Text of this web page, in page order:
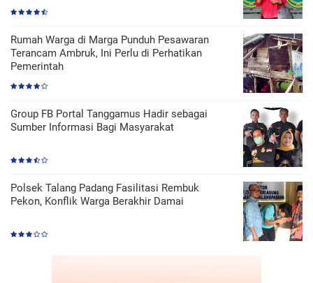
Rumah Warga di Marga Punduh Pesawaran
Terancam Ambruk, Ini Perlu di Perhatikan
Pemerintah
Group FB Portal Tanggamus Hadir sebagai
Sumber Informasi Bagi Masyarakat
Polsek Talang Padang Fasilitasi Rembuk
Pekon, Konflik Warga Berakhir Damai